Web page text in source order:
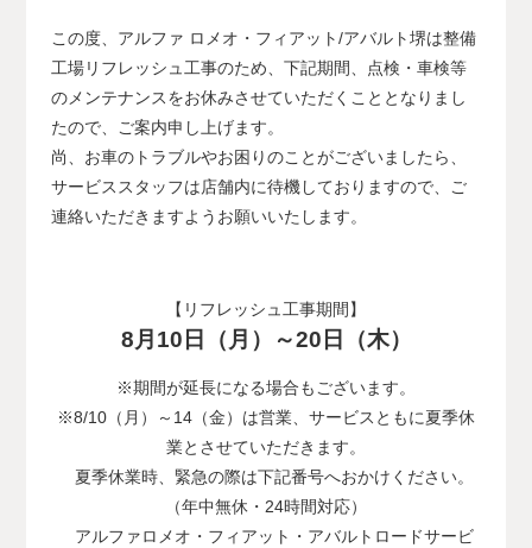
この度、アルファ ロメオ・フィアット/アバルト堺は整備
工場リフレッシュ工事のため、下記期間、点検・車検等
のメンテナンスをお休みさせていただくこととなりまし
たので、ご案内申し上げます。
尚、お車のトラブルやお困りのことがございましたら、
サービススタッフは店舗内に待機しておりますので、ご
連絡いただきますようお願いいたします。
【リフレッシュ工事期間】
8月10日（月）～20日（木）
※期間が延長になる場合もございます。
※8/10（月）～14（金）は営業、サービスともに夏季休
業とさせていただきます。
夏季休業時、緊急の際は下記番号へおかけください。
（年中無休・24時間対応）
アルファロメオ・フィアット・アバルトロードサービ